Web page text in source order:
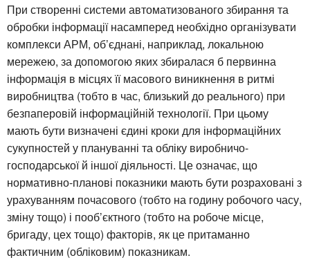
При створенні системи автоматизованого збирання та
обробки інформації насамперед необхідно організувати
комплекси АРМ, об’єднані, наприклад, локальною
мережею, за допомогою яких збиралася б первинна
інформація в місцях її масового виникнення в ритмі
виробництва (тобто в час, близький до реального) при
безпаперовій інформаційній технології. При цьому
мають бути визначені єдині кроки для інформаційних
сукупностей у плануванні та обліку виробничо-
господарської й іншої діяльності. Це означає, що
нормативно-планові показники мають бути розраховані з
урахуванням почасового (тобто на годину робочого часу,
зміну тощо) і пооб’єктного (тобто на робоче місце,
бригаду, цех тощо) факторів, як це притаманно
фактичним (обліковим) показникам.